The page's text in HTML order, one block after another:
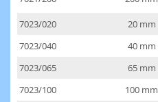
7023/020 20 mm
7023/040
40 mm
7023/065
65 mm
7023/100
100 mm